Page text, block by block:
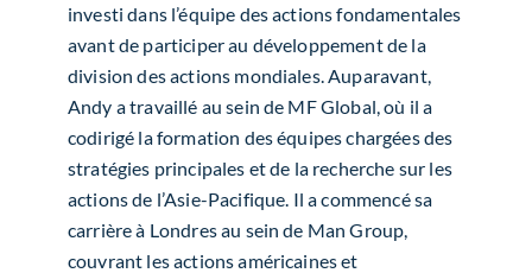
investi dans l’équipe des actions fondamentales
avant de participer au développement de la
division des actions mondiales. Auparavant,
Andy a travaillé au sein de MF Global, où il a
codirigé la formation des équipes chargées des
stratégies principales et de la recherche sur les
actions de l’Asie-Pacifique. Il a commencé sa
carrière à Londres au sein de Man Group,
couvrant les actions américaines et